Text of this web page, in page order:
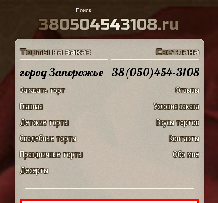
380504543108.ru
Торты на заказ
город Запорожье
Заказать торт
Главная
Детские торты
Свадебные торты
Праздничные торты
Десерты
Светлана
38(050)454-3108
Отзывы
Условия заказа
Вкусы тортов
Контакты
Обо мне